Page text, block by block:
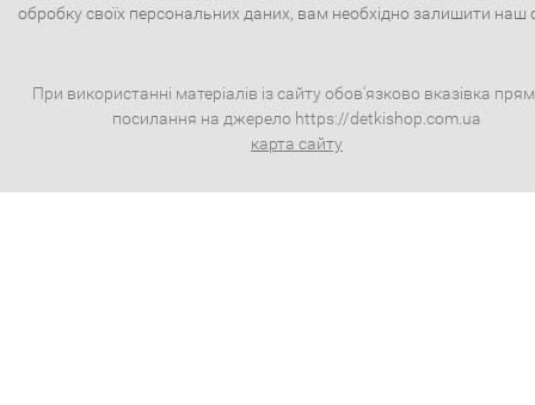
обробку своїх персональних даних, вам необхідно залишити наш
При використанні матеріалів із сайту обов'язково вказівка
посилання на джерело https://detkishop.com.ua
карта сайту